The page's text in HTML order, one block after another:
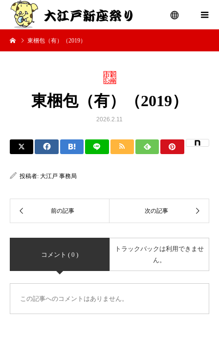
東梱包（有）（2019）
東梱包（有）（2019）
2026.2.11
投稿者: 大江戸 事務局
コメント ( 0 )
トラックバックは利用できませ
ん。
この記事へのコメントはありません。